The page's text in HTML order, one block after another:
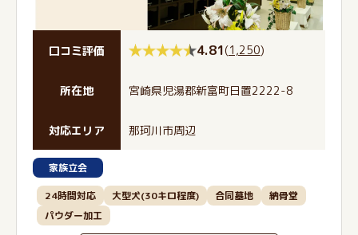
口コミ評価 4.81(1,250)
所在地 宮崎県児湯郡新富町日置2222-8
対応エリア 那珂川市周辺
家族立会
24時間対応 大型犬(30キロ程度) 合同墓地
納骨堂
パウダー加工